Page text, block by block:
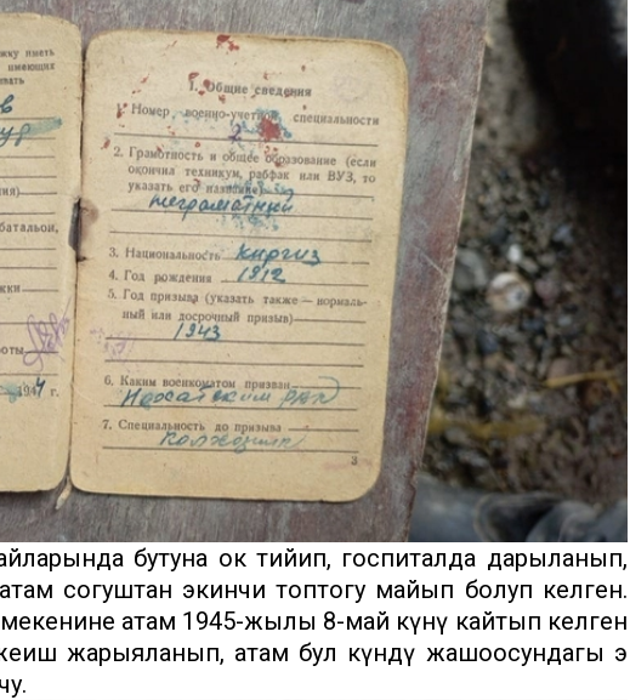
бутуна ок тийип, госпиталда дарыланып,
согуштан экинчи топтогу майып болуп келген.
атам 1945-жылы 8-май күнү кайтып келген
жарыяланып, атам бул күндү жашоосундагы эң